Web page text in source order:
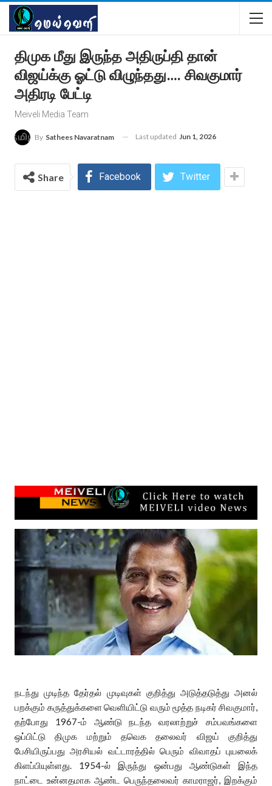
திமுக மீது இருந்த அதிருப்தி தான்
விஜய்க்கு ஓட்டு விழுந்தது…. சிவகுமார்
அதிரடி பேட்டி
Meiveli Media Team
By Sathees Navaratnam Last updated Jun 1, 2026
Share Facebook Twitter
நடந்து முடிந்த தேர்தல் முடிவுகள் குறித்து அடுத்தடுத்து அனல்
பறக்கும் கருத்துக்களை வெளியிட்டு வரும் மூத்த நடிகர் சிவகுமார்,
தற்போது 1967-ம் ஆண்டு நடந்த வரலாற்றுச் சம்பவங்களை
ஒப்பிட்டு திமுக மற்றும் தவெக தலைவர் விஜய் குறித்து
பேசியிருப்பது அரசியல் வட்டாரத்தில் பெரும் விவாதப் புயலைக்
கிளப்பியுள்ளது. 1954-ல் இருந்து ஒன்பது ஆண்டுகள் இந்த
நாட்டை உன்னதமாக ஆண்ட பெருந்தலைவர் காமராஜர், இறக்கும்